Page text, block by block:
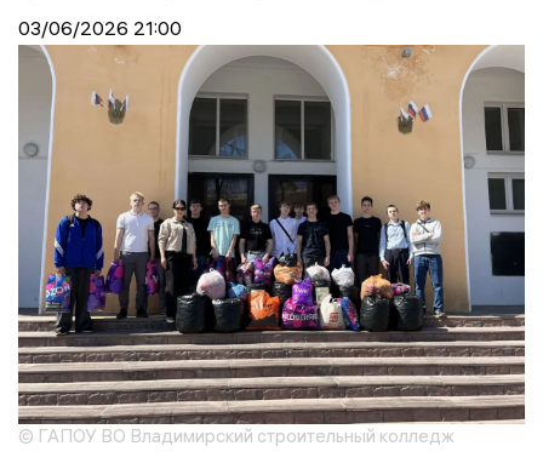
03/06/2026 21:00
© ГАПОУ ВО Владимирский строительный колледж